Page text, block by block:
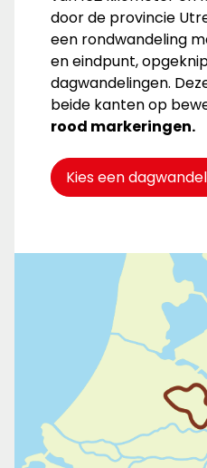
door de provincie
een rondwandeling
en eindpunt,
dagwandelingen.
beide kanten op
rood markeringen.
Kies een